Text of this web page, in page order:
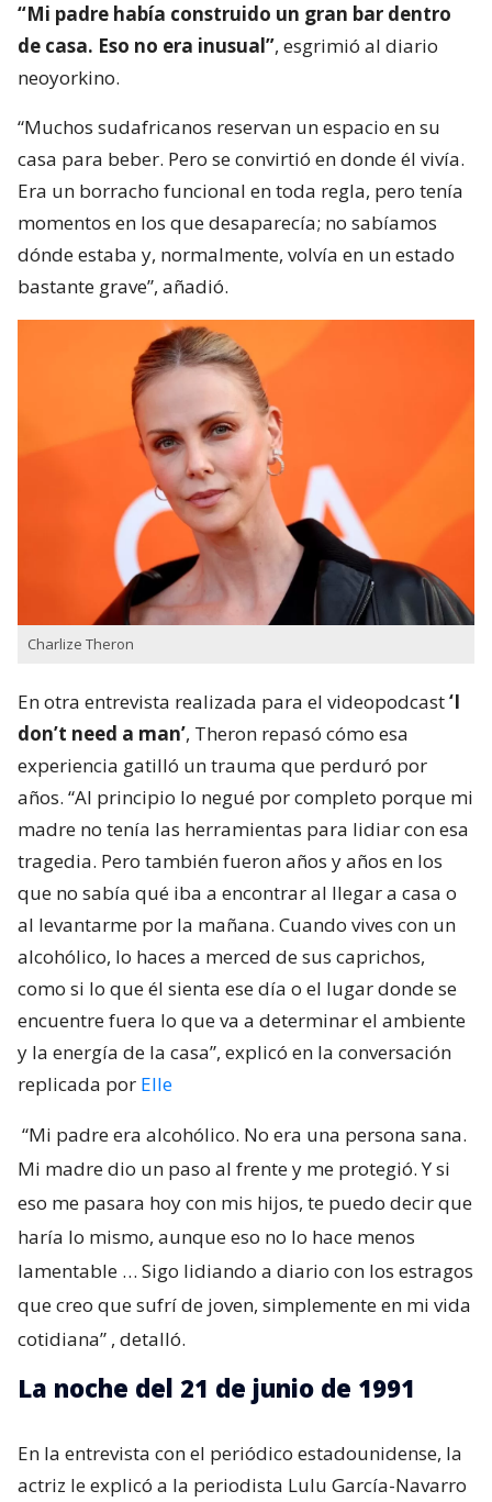
“Mi padre había construido un gran bar dentro
de casa. Eso no era inusual”, esgrimió al diario
neoyorkino.
“Muchos sudafricanos reservan un espacio en su
casa para beber. Pero se convirtió en donde él vivía.
Era un borracho funcional en toda regla, pero tenía
momentos en los que desaparecía; no sabíamos
dónde estaba y, normalmente, volvía en un estado
bastante grave”, añadió.
Charlize Theron
En otra entrevista realizada para el videopodcast‘I
don’t need a man’, Theron repasó cómo esa
experiencia gatilló un trauma que perduró por
años. “Al principio lo negué por completo porque mi
madre no tenía las herramientas para lidiar con esa
tragedia. Pero también fueron años y años en los
que no sabía qué iba a encontrar al llegar a casa o
al levantarme por la mañana. Cuando vives con un
alcohólico, lo haces a merced de sus caprichos,
como si lo que él sienta ese día o el lugar donde se
encuentre fuera lo que va a determinar el ambiente
y la energía de la casa”, explicó en la conversación
replicada por Elle
“Mi padre era alcohólico. No era una persona sana.
Mi madre dio un paso al frente y me protegió. Y si
eso me pasara hoy con mis hijos, te puedo decir que
haría lo mismo, aunque eso no lo hace menos
lamentable … Sigo lidiando a diario con los estragos
que creo que sufrí de joven, simplemente en mi vida
cotidiana” , detalló.
La noche del 21 de junio de 1991
En la entrevista con el periódico estadounidense, la
actriz le explicó a la periodista Lulu García-Navarro